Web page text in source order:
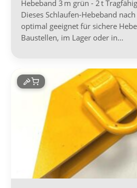
Hebeband 3 m grün - 2 t
Dieses Schlaufen-Hebeband
optimal geeignet für sichere
Baustellen, im Lager oder in…